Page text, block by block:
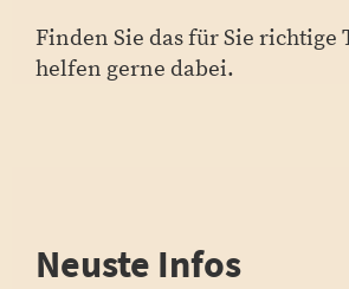
Finden Sie das für Sie
helfen gerne dabei.
Neuste Infos